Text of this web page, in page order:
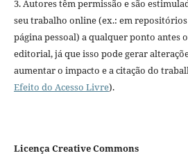
3. Autores têm permissão e são
seu trabalho online (ex.: em
página pessoal) a qualquer ponto antes
editorial, já que isso pode gerar
aumentar o impacto e a citação do
Efeito do Acesso Livre).
Licença Creative Commons